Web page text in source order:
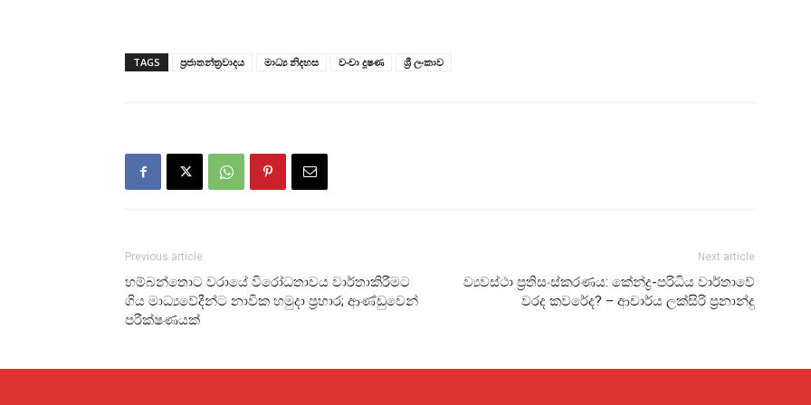
TAGS ප්‍රජාතන්ත්‍රවාදය මාධ්‍ය නිදහස වංචා දූෂණ ශ්‍රී ලංකාව
Previous article
හම්බන්තොට වරායේ විරෝධතාවය වාර්තාකිරීමට
ගිය මාධ්‍යවේදීන්ට නාවික හමුදා ප්‍රහාර; ආණ්ඩුවෙන්
පරීක්ෂණයක්
Next article
ව්‍යවස්ථා ප්‍රතිසංස්කරණය: කේන්ද්‍ර-පරිධිය වාර්තාවේ
වරද කවරේද? – ආචාර්ය ලක්සිරි ප්‍රනාන්දු